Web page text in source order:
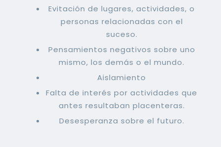
Evitación de lugares, actividades, o
personas relacionadas con el
suceso.
Pensamientos negativos sobre uno
mismo, los demás o el mundo.
Aislamiento
Falta de interés por actividades que
antes resultaban placenteras.
Desesperanza sobre el futuro.